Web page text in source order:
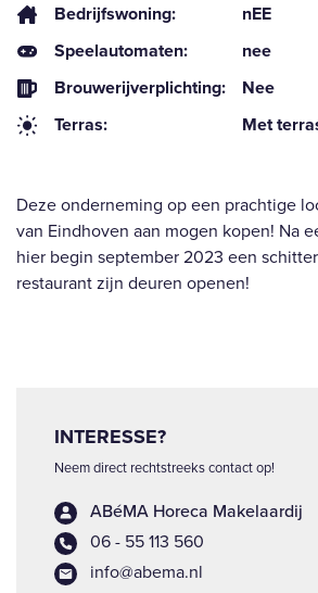
Bedrijfswoning:
nEE
Speelautomaten:
nee
Brouwerijverplichting:
Nee
Terras:
Met
Deze onderneming op een prachtige
van Eindhoven aan mogen kopen! Na
hier begin september 2023 een
restaurant zijn deuren openen!
INTERESSE?
Neem direct rechtstreeks contact op!
ABéMA Horeca Makelaardij
06 - 55 113 560
info@abema.nl